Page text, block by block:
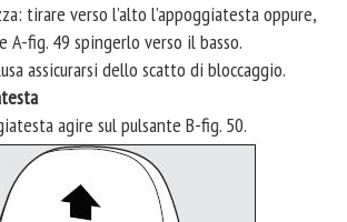
tirare verso l’alto l’appoggiatesta oppure,
A-fig. 49 spingerlo verso il basso.
assicurarsi dello scatto di bloccaggio.
agire sul pulsante B-fig. 50.